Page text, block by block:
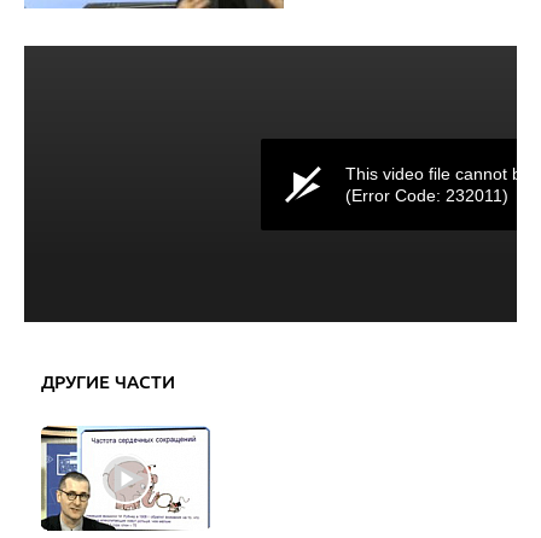
This video file cannot be
(Error Code: 232011)
ДРУГИЕ ЧАСТИ